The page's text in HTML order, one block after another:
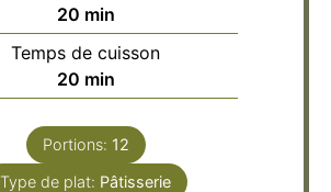
20minutes
min
Temps de cuisson
20minutes
min
Portions: 12
Type de plat: Pâtisserie